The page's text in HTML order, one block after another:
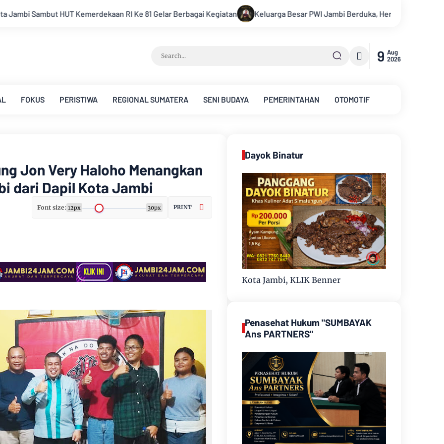
Ke 81 Gelar Berbagai Kegiatan Keluarga Besar PWI Jambi Berduka, Hery Rawas Mantan Sekretaris PWI Jambi Tutup Usia
9 Aug
2026
FOKUS PERISTIWA REGIONAL SUMATERA SENI BUDAYA PEMERINTAHAN OTOMOTIF
Jon Very Haloho Menangkan
dari Dapil Kota Jambi
Font size: 12px 30px PRINT
Dayok Binatur
Kota Jambi, KLIK Benner
Penasehat Hukum "SUMBAYAK
Ans PARTNERS"